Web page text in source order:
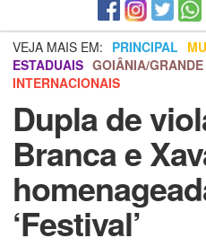
VEJA MAIS EM: PRINCIPAL
ESTADUAIS GOIÂNIA/
INTERNACIONAIS
Dupla de
Branca e
‘Festival’